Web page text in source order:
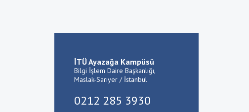
İTÜ Ayazağa Kampüsü
Bilgi İşlem Daire Başkanlığı,
Maslak-Sarıyer / İstanbul
0212 285 3930